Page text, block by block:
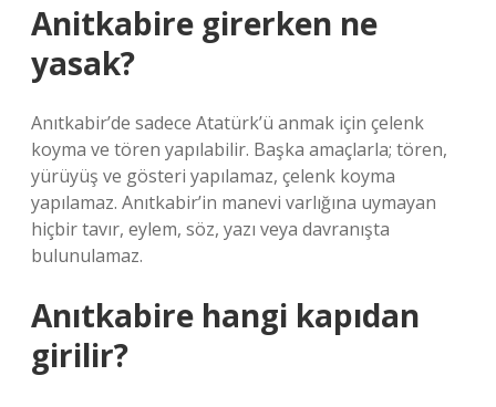
Anitkabire girerken ne
yasak?
Anıtkabir’de sadece Atatürk’ü anmak için çelenk
koyma ve tören yapılabilir. Başka amaçlarla; tören,
yürüyüş ve gösteri yapılamaz, çelenk koyma
yapılamaz. Anıtkabir’in manevi varlığına uymayan
hiçbir tavır, eylem, söz, yazı veya davranışta
bulunulamaz.
Anıtkabire hangi kapıdan
girilir?